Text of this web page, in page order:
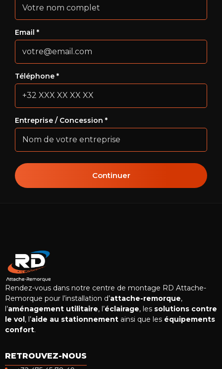
Email *
Téléphone *
Entreprise / Concession *
Continuer
Rendez-vous dans notre centre de montage RD Attache-
Remorque pour l’installation d’attache-remorque,
l’aménagement utilitaire, l’éclairage, les solutions contre
le vol, l’aide au stationnement ainsi que les équipements
confort.
RETROUVEZ-NOUS